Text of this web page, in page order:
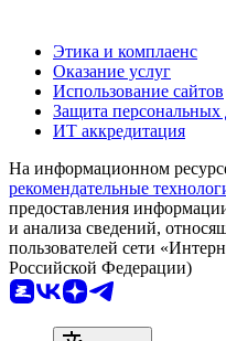
Этика и комплаенс
Оказание услуг
Использование сайтов
Защита
ИТ аккредитация
На информационном
рекомендательные
предоставления
и анализа сведений,
пользователей сети
Российской Федерации)